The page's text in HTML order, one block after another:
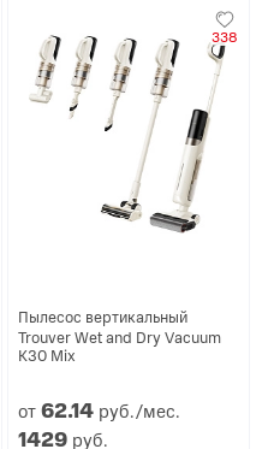
338
Пылесос вертикальный
Trouver Wet and Dry Vacuum
K30 Mix
от62.14 руб./мес.
1429 руб.